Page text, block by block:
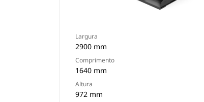
Largura
2900 mm
Comprimento
1640 mm
Altura
972 mm